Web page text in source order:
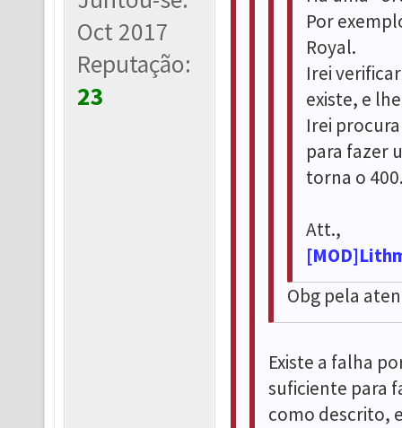
Oct 2017
Reputação:
23
Por
Royal.
Irei
existe, e
Irei
para fazer
torna o
Att.,
Obg pela
Existe a falha
suficiente para
como descrito,